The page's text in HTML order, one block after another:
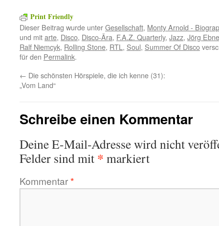
Print Friendly
Dieser Beitrag wurde unterGesellschaft, Monty Arnold -
und mitarte, Disco, Disco-Ära, F.A.Z. Quarterly, Jazz, Jörg
Ralf Niemcyk, Rolling Stone, RTL , Soul, Summer Of Disco
für den Permalink.
← Die schönsten Hörspiele, die ich kenne (31):
„Vom Land“
Schreibe einen Kommentar
Deine E-Mail-Adresse wird nicht
Felder sind mit * markiert
Kommentar*